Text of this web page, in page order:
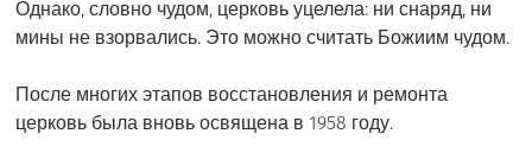
Однако, словно чудом, церковь уцелела: ни снаряд, ни
мины не взорвались. Это можно считать Божиим чудом.
После многих этапов восстановления и ремонта
церковь была вновь освящена в 1958 году.